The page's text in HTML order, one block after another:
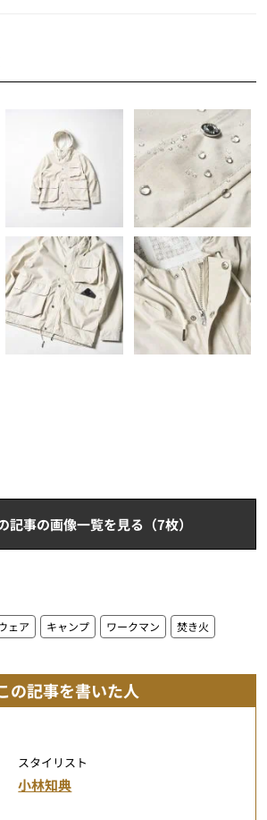
記事の画像一覧を見る（7枚）
ェア キャンプ ワークマン 焚き火
の記事を書いた人
スタイリスト
小林知典